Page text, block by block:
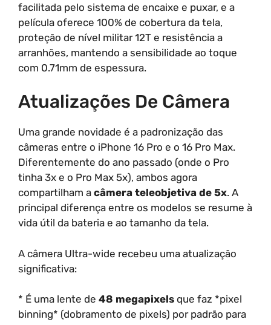
facilitada pelo sistema de encaixe e puxar, e a
película oferece 100% de cobertura da tela,
proteção de nível militar 12T e resistência a
arranhões, mantendo a sensibilidade ao toque
com 0.71mm de espessura.
Atualizações De Câmera
Uma grande novidade é a padronização das
câmeras entre o iPhone 16 Pro e o 16 Pro Max.
Diferentemente do ano passado (onde o Pro
tinha 3x e o Pro Max 5x), ambos agora
compartilham a câmera teleobjetiva de 5x. A
principal diferença entre os modelos se resume à
vida útil da bateria e ao tamanho da tela.
A câmera Ultra-wide recebeu uma atualização
significativa:
* É uma lente de 48 megapixels que faz *pixel
binning* (dobramento de pixels) por padrão para